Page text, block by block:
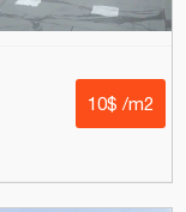
10$ /m2